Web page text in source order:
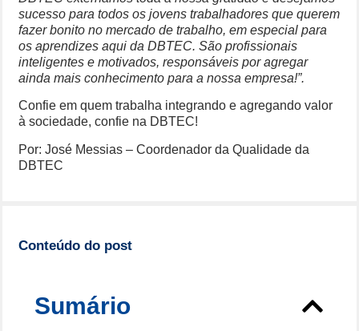
sucesso para todos os jovens trabalhadores que querem
fazer bonito no mercado de trabalho, em especial para
os aprendizes aqui da DBTEC. São profissionais
inteligentes e motivados, responsáveis por agregar
ainda mais conhecimento para a nossa empresa!”.
Confie em quem trabalha integrando e agregando valor
à sociedade, confie na DBTEC!
Por: José Messias – Coordenador da Qualidade da
DBTEC
Conteúdo do post
Sumário